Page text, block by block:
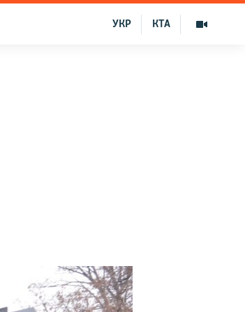
КТА
УКР